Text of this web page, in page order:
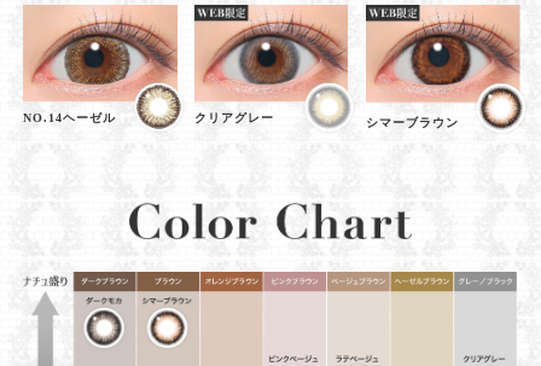
NO.14ヘーゼル クリアグレー シマーブラウン